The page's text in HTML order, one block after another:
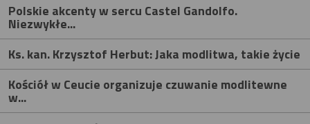
Polskie akcenty w sercu Castel Gandolfo.
Niezwykłe...
Ks. kan. Krzysztof Herbut: Jaka modlitwa, takie życie
Kościół w Ceucie organizuje czuwanie modlitewne
w...